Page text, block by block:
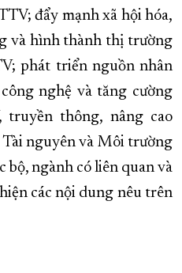
đẩy mạnh xã hội hóa,
và hình thành thị trường
phát triển nguồn nhân
nghệ và tăng cường
thông, nâng cao
nguyên và Môi trường
bộ, ngành có liên quan và
các nội dung nêu trên